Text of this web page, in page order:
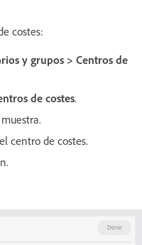
costes:
y grupos > Centros de
de costes.
centro de costes.